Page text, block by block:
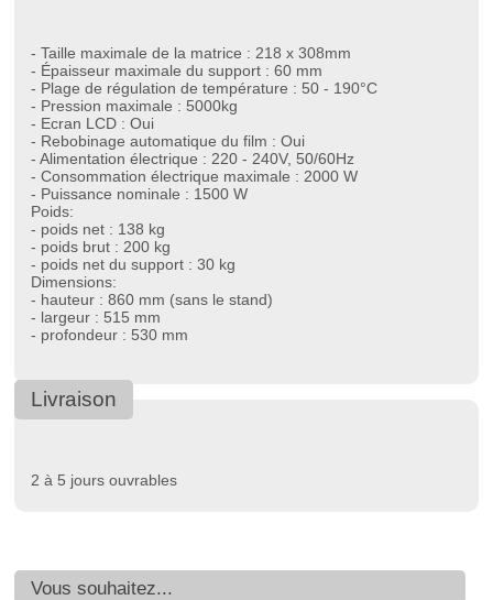
- Taille maximale de la matrice : 218 x 308mm
- Épaisseur maximale du support : 60 mm
- Plage de régulation de température : 50 - 190°C
- Pression maximale : 5000kg
- Ecran LCD : Oui
- Rebobinage automatique du film : Oui
- Alimentation électrique : 220 - 240V, 50/60Hz
- Consommation électrique maximale : 2000 W
- Puissance nominale : 1500 W
Poids:
- poids net : 138 kg
- poids brut : 200 kg
- poids net du support : 30 kg
Dimensions:
- hauteur : 860 mm (sans le stand)
- largeur : 515 mm
- profondeur : 530 mm
Livraison
2 à 5 jours ouvrables
Vous souhaitez...